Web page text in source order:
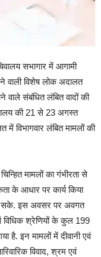
सभागार में आगामी
वाली विशेष लोक अदालत
संबंधित लंबित वादों की
की 21 से 23 अगस्त
विभागवार लंबित मामलों की
मामलों का गंभीरता से
के आधार पर कार्य किया
सके. इस अवसर पर अवगत
विधिक श्रेणियों के कुल 199
है. इन मामलों में दीवानी एवं
विवाद, श्रम एवं